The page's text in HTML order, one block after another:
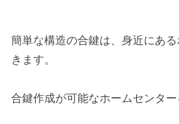
簡単な構造の合鍵は、身近にあ
きます。
合鍵作成が可能なホームセンター